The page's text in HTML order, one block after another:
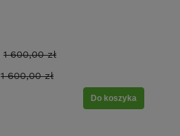
1 600,00 zł
1 600,00 zł
Do koszyka